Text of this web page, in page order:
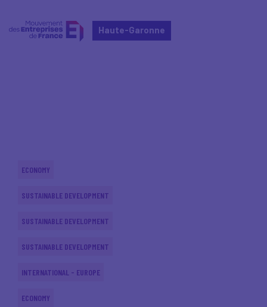
Haute-Garonne
ECONOMY
SUSTAINABLE DEVELOPMENT
SUSTAINABLE DEVELOPMENT
SUSTAINABLE DEVELOPMENT
INTERNATIONAL - EUROPE
ECONOMY